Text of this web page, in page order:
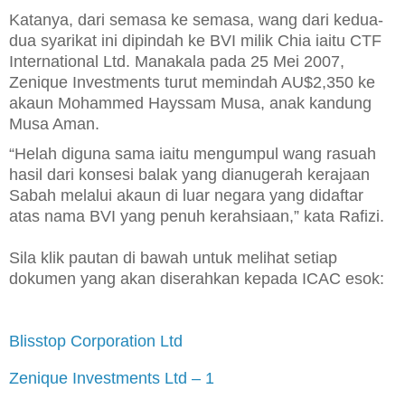
Katanya, dari semasa ke semasa, wang dari kedua-
dua syarikat ini dipindah ke BVI milik Chia iaitu CTF
International Ltd. Manakala pada 25 Mei 2007,
Zenique Investments turut memindah AU$2,350 ke
akaun Mohammed Hayssam Musa, anak kandung
Musa Aman.
“Helah diguna sama iaitu mengumpul wang rasuah
hasil dari konsesi balak yang dianugerah kerajaan
Sabah melalui akaun di luar negara yang didaftar
atas nama BVI yang penuh kerahsiaan,” kata Rafizi.
Sila klik pautan di bawah untuk melihat setiap
dokumen yang akan diserahkan kepada ICAC esok:
Blisstop Corporation Ltd
Zenique Investments Ltd – 1